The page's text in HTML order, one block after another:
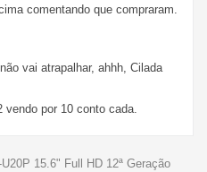
comentando que compraram.
vai atrapalhar, ahhh, Cilada
por 10 conto cada.
15.6" Full HD 12ª Geração